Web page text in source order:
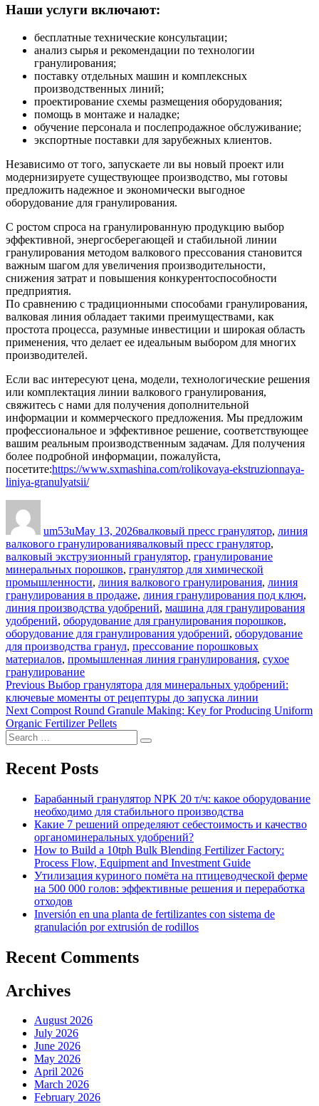
Наши услуги включают:
бесплатные технические консультации;
анализ сырья и рекомендации по технологии
гранулирования;
поставку отдельных машин и комплексных
производственных линий;
проектирование схемы размещения оборудования;
помощь в монтаже и наладке;
обучение персонала и послепродажное обслуживание;
экспортные поставки для зарубежных клиентов.
Независимо от того, запускаете ли вы новый проект или
модернизируете существующее производство, мы готовы
предложить надежное и экономически выгодное
оборудование для гранулирования.
С ростом спроса на гранулированную продукцию выбор
эффективной, энергосберегающей и стабильной линии
гранулирования методом валкового прессования становится
важным шагом для увеличения производительности,
снижения затрат и повышения конкурентоспособности
предприятия.
По сравнению с традиционными способами гранулирования,
валковая линия обладает такими преимуществами, как
простота процесса, разумные инвестиции и широкая область
применения, что делает ее идеальным выбором для многих
производителей.
Если вас интересуют цена, модели, технологические решения
или комплектация линии валкового гранулирования,
свяжитесь с нами для получения дополнительной
информации и коммерческого предложения. Мы предложим
профессиональное и эффективное решение, соответствующее
вашим реальным производственным задачам. Для получения
более подробной информации, пожалуйста,
посетите:https://www.sxmashina.com/rolikovaya-ekstruzionnaya-
liniya-granulyatsii/
um53uMay 13, 2026валковый пресс гранулятор, линия
валкового гранулированияTags
валковый пресс гранулятор,
валковый экструзионный гранулятор, гранулирование
минеральных порошков, гранулятор для химической
промышленности, линия валкового гранулирования, линия
гранулирования в продаже, линия гранулирования под ключ,
линия производства удобрений, машина для гранулирования
удобрений, оборудование для гранулирования порошков,
оборудование для гранулирования удобрений, оборудование
для производства гранул, прессование порошковых
материалов, промышленная линия гранулирования, сухое
гранулирование
Post
navigation
Previous Previous
post:
Выбор гранулятора для минеральных удобрений:
ключевые моменты от рецептуры до запуска линии
Next Next
post:
Compost Round Granule Making: Key for Producing Uniform
Organic Fertilizer Pellets
Search
for:
Search
Recent Posts
Барабанный гранулятор NPK 20 т/ч: какое оборудование
необходимо для стабильного производства
Какие 7 решений определяют себестоимость и качество
органоминеральных удобрений?
How to Build a 10tph Bulk Blending Fertilizer Factory:
Process Flow, Equipment and Investment Guide
Утилизация куриного помёта на птицеводческой ферме
на 500 000 голов: эффективные решения и переработка
отходов
Inversión en una planta de fertilizantes con sistema de
granulación por extrusión de rodillos
Recent Comments
Archives
August 2026
July 2026
June 2026
May 2026
April 2026
March 2026
February 2026